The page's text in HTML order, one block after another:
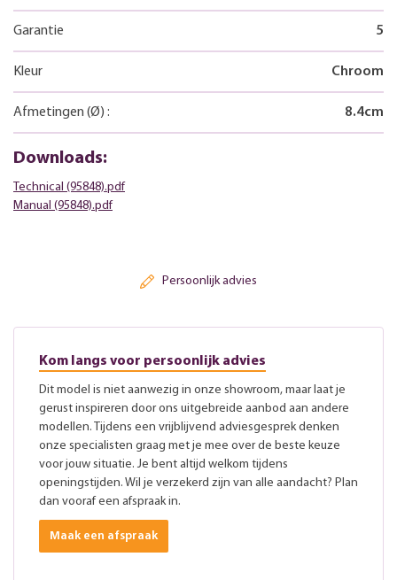
Garantie 5
Kleur Chroom
Afmetingen (Ø) : 8.4cm
Downloads:
Technical (95848).pdf
Manual (95848).pdf
Persoonlijk advies
Kom langs voor persoonlijk advies
Dit model is niet aanwezig in onze showroom, maar laat je
gerust inspireren door ons uitgebreide aanbod aan andere
modellen. Tijdens een vrijblijvend adviesgesprek denken
onze specialisten graag met je mee over de beste keuze
voor jouw situatie. Je bent altijd welkom tijdens
openingstijden. Wil je verzekerd zijn van alle aandacht? Plan
dan vooraf een afspraak in.
Maak een afspraak